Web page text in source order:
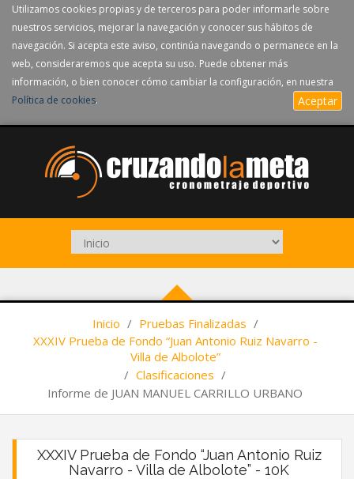
Utilizamos cookies propias y de terceros para poder informarle sobre
nuestros servicios, mejorar la navegación y conocer sus hábitos de
navegación. Si acepta este aviso, continúa navegando o permanece en la
web, consideraremos que acepta su uso. Puede obtener más
información, o bien conocer cómo cambiar la configuración, en nuestra
Política de cookies. Aceptar
Inicio / Pruebas Finalizadas /
XXXIV Prueba de Fondo “Juan Antonio Ruiz Navarro -
Villa de Albolote”
/ Clasificaciones /
Informe de JUAN MANUEL CARRILLO URBANO
XXXIV Prueba de Fondo “Juan Antonio Ruiz
Navarro - Villa de Albolote” - 10K